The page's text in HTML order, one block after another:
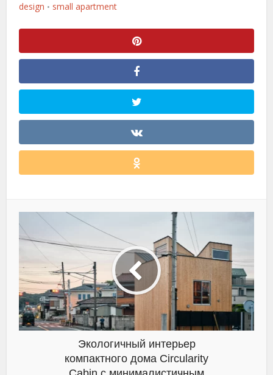
design • small apartment
Экологичный интерьер
компактного дома Circularity